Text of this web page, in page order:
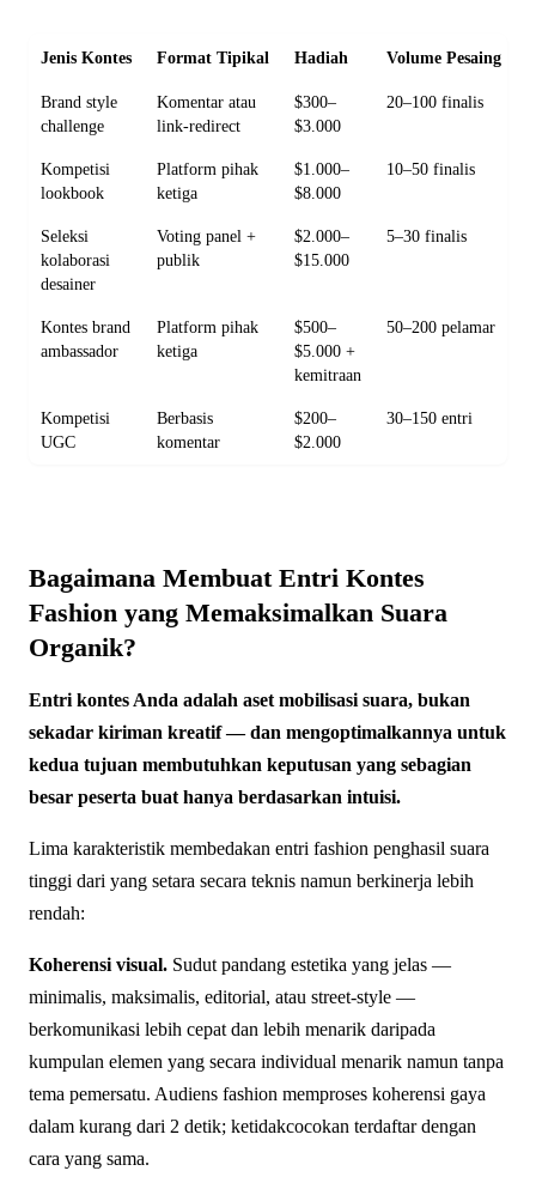
Jenis Kontes Format Tipikal Hadiah Volume Pesaing
Brand style
challenge
Komentar atau
link-redirect
$300–
$3.000
20–100 finalis
Kompetisi
lookbook
Platform pihak
ketiga
$1.000–
$8.000
10–50 finalis
Seleksi
kolaborasi
desainer
Voting panel +
publik
$2.000–
$15.000
5–30 finalis
Kontes brand
ambassador
Platform pihak
ketiga
$500–
$5.000 +
kemitraan
50–200 pelamar
Kompetisi
UGC
Berbasis
komentar
$200–
$2.000
30–150 entri
Bagaimana Membuat Entri Kontes
Fashion yang Memaksimalkan Suara
Organik?
Entri kontes Anda adalah aset mobilisasi suara, bukan
sekadar kiriman kreatif — dan mengoptimalkannya untuk
kedua tujuan membutuhkan keputusan yang sebagian
besar peserta buat hanya berdasarkan intuisi.
Lima karakteristik membedakan entri fashion penghasil suara
tinggi dari yang setara secara teknis namun berkinerja lebih
rendah:
Koherensi visual. Sudut pandang estetika yang jelas —
minimalis, maksimalis, editorial, atau street-style —
berkomunikasi lebih cepat dan lebih menarik daripada
kumpulan elemen yang secara individual menarik namun tanpa
tema pemersatu. Audiens fashion memproses koherensi gaya
dalam kurang dari 2 detik; ketidakcocokan terdaftar dengan
cara yang sama.